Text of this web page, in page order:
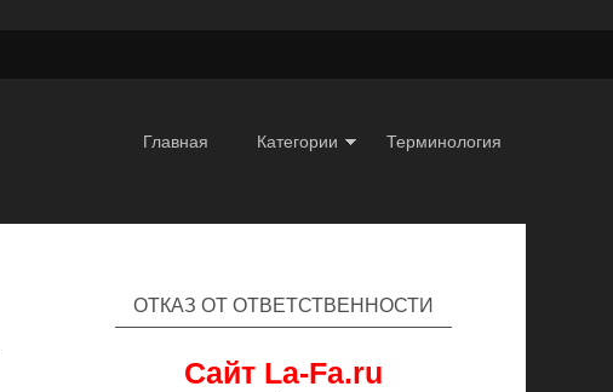
Главная Категории Терминология
ОТКАЗ ОТ ОТВЕТСТВЕННОСТИ
Сайт La-Fa.ru